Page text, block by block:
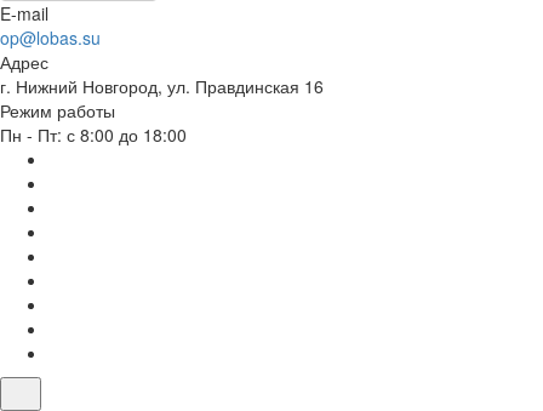
E-mail
op@lobas.su
Адрес
г. Нижний Новгород, ул. Правдинская 16
Режим работы
Пн - Пт: с 8:00 до 18:00